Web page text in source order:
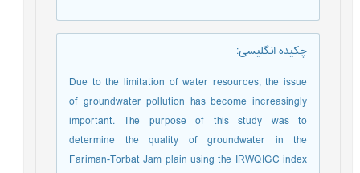
چکیده انگلیسی:
Due to the limitation of water resources, the issue
of groundwater pollution has become increasingly
important. The purpose of this study was to
determine the quality of groundwater in the
Fariman-Torbat Jam plain using the IRWQIGC index